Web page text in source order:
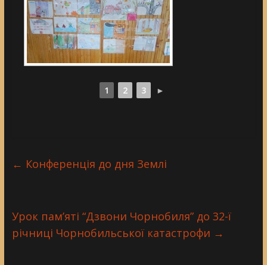
1 2 3 ►
← Конференція до дня Землі
Урок пам’яті “Дзвони Чорнобиля” до 32-ї
річниці Чорнобильської катастрофи →